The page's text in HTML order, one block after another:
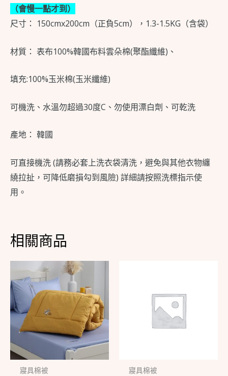
（會慢一點才到）
尺寸： 150cmx200cm（正負5cm），1.3-1.5KG（含袋）
材質： 表布100%韓國布料雲朵棉(聚酯纖維)、
填充:100%玉米棉(玉米纖維)
可機洗、水溫勿超過30度C、勿使用漂白劑、可乾洗
產地： 韓國
可直接機洗 (請務必套上洗衣袋清洗，避免與其他衣物纏
繞拉扯，可降低磨損勾到風險) 詳細請按照洗標指示使
用。
相關商品
寢具棉被
此
產
品
有
多
種
款
寢具棉被
品
有
多